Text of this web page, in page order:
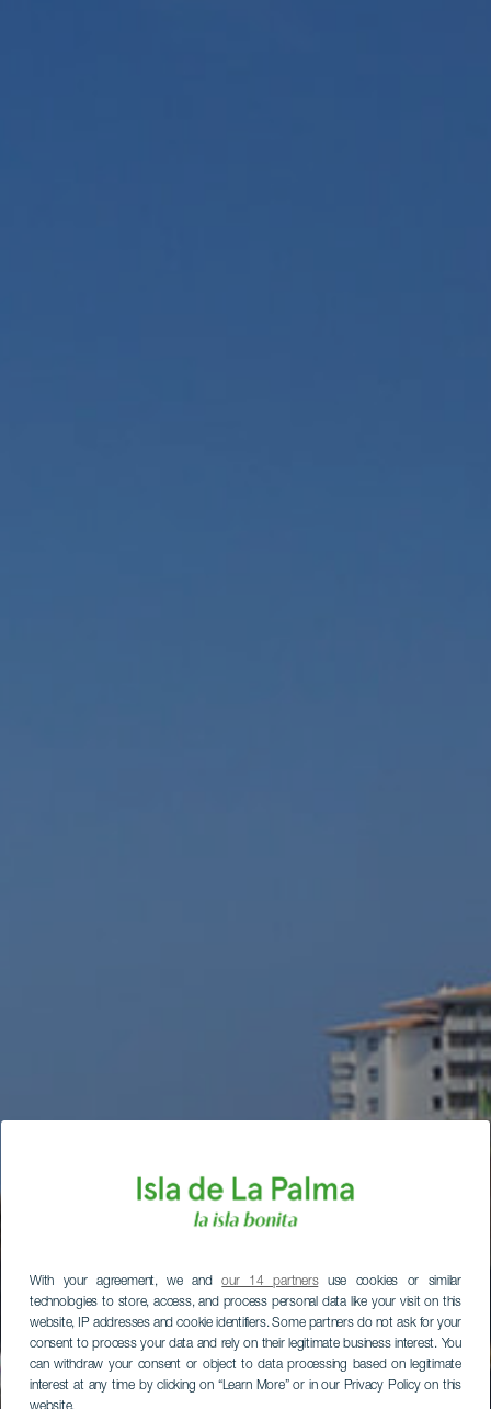
With your agreement, we andour 14 partnersuse cookies or similar
technologies to store, access, and process personal data like your visit on this
website, IP addresses and cookie identifiers. Some partners do not ask for your
consent to process your data and rely on their legitimate business interest. You
can withdraw your consent or object to data processing based on legitimate
interest at any time by clicking on “Learn More” or in our Privacy Policy on this